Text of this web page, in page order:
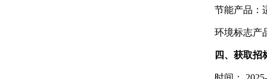
节能产品：
环境标志产
四、获取招